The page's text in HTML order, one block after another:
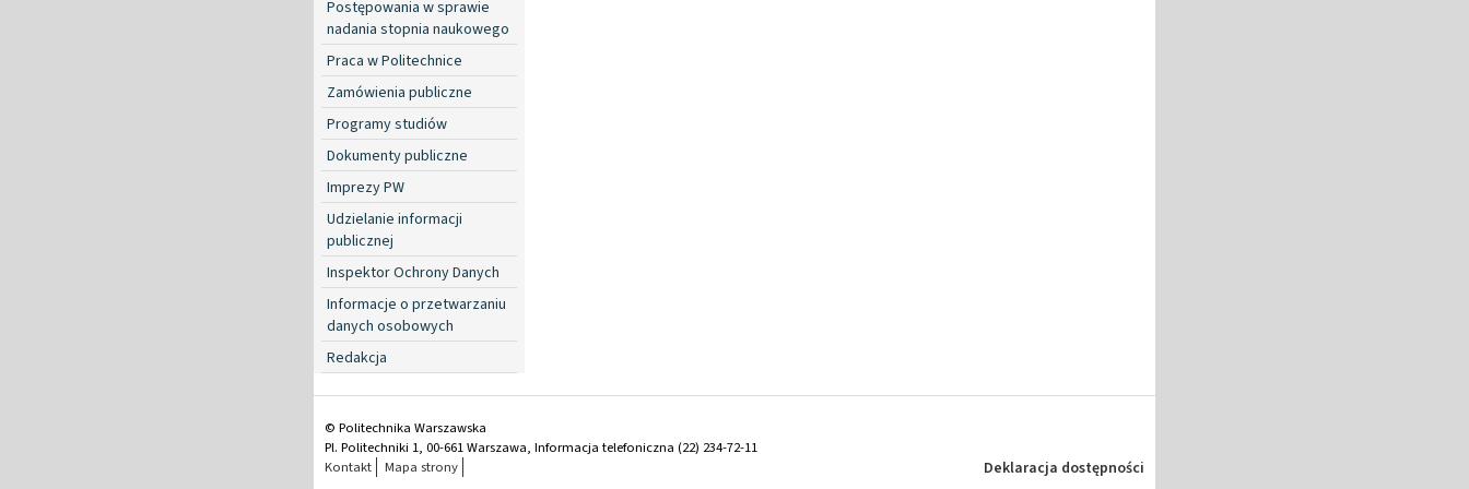
Postępowania w sprawie
nadania stopnia naukowego
Praca w Politechnice
Zamówienia publiczne
Programy studiów
Dokumenty publiczne
Imprezy PW
Udzielanie informacji
publicznej
Inspektor Ochrony Danych
Informacje o przetwarzaniu
danych osobowych
Redakcja
© Politechnika Warszawska
Pl. Politechniki 1, 00-661 Warszawa, Informacja telefoniczna (22) 234-72-11
Kontakt
Mapa strony Deklaracja dostępności